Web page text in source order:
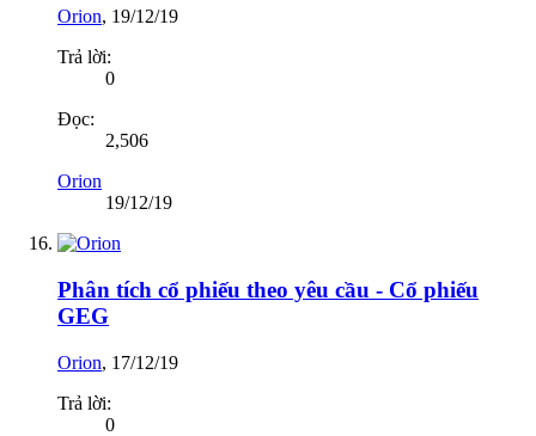
Orion, 19/12/19
Trả lời:
0
Đọc:
2,506
Orion
19/12/19
Phân tích cổ phiếu theo yêu cầu - Cổ phiếu
GEG
Orion, 17/12/19
Trả lời:
0